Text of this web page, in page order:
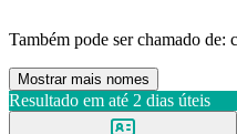
Também pode ser chamado de:
Mostrar mais nomes
Resultado em até 2 dias úteis